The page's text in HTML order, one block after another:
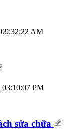
09:32:22 AM
03:10:07 PM
sửa chữa